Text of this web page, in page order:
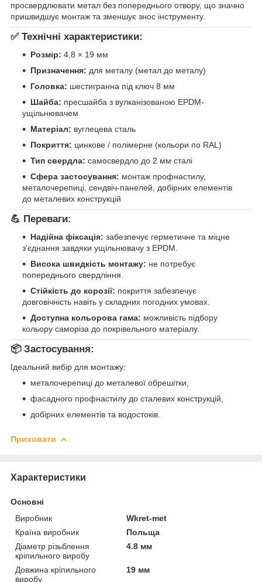
просвердлювати метал без попереднього отвору, що значно
пришвидшує монтаж та зменшує знос інструменту.
✅ Технічні характеристики:
Розмір: 4,8 × 19 мм
Призначення: для металу (метал до металу)
Головка: шестигранна під ключ 8 мм
Шайба: пресшайба з вулканізованою EPDM-
ущільнювачем
Матеріал: вуглецева сталь
Покриття: цинкове / полімерне (кольори по RAL)
Тип свердла: самосвердло до 2 мм сталі
Сфера застосування: монтаж профнастилу,
металочерепиці, сендвіч-панелей, добірних елементів
до металевих конструкцій
💪 Переваги:
Надійна фіксація: забезпечує герметичне та міцне
з'єднання завдяки ущільнювачу з EPDM.
Висока швидкість монтажу: не потребує
попереднього свердління.
Стійкість до корозії: покриття забезпечує
довговічність навіть у складних погодних умовах.
Доступна кольорова гама: можливість підбору
кольору саморіза до покрівельного матеріалу.
📦 Застосування:
Ідеальний вибір для монтажу:
металочерепиці до металевої обрешітки,
фасадного профнастилу до сталевих конструкцій,
добірних елементів та водостоків.
Приховати
Характеристики
Основні
Виробник
Wkret-met
Країна виробник
Польща
Діаметр різьблення
кріпильного виробу
4.8 мм
Довжина кріпильного
виробу
19 мм